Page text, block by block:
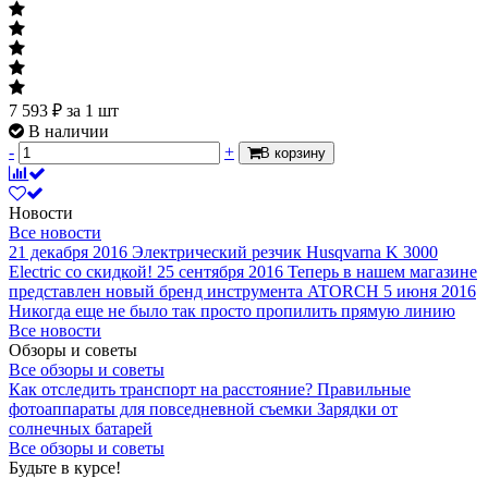
7 593 ₽ за 1 шт
В наличии
-
+ В корзину
Новости
Все новости
21 декабря 2016 Электрический резчик Husqvarna K 3000
Electric со скидкой! 25 сентября 2016 Теперь в нашем магазине
представлен новый бренд инструмента ATORCH 5 июня 2016
Никогда еще не было так просто пропилить прямую линию
Все новости
Обзоры и советы
Все обзоры и советы
Как отследить транспорт на расстояние? Правильные
фотоаппараты для повседневной съемки Зарядки от
солнечных батарей
Все обзоры и советы
Будьте в курсе!